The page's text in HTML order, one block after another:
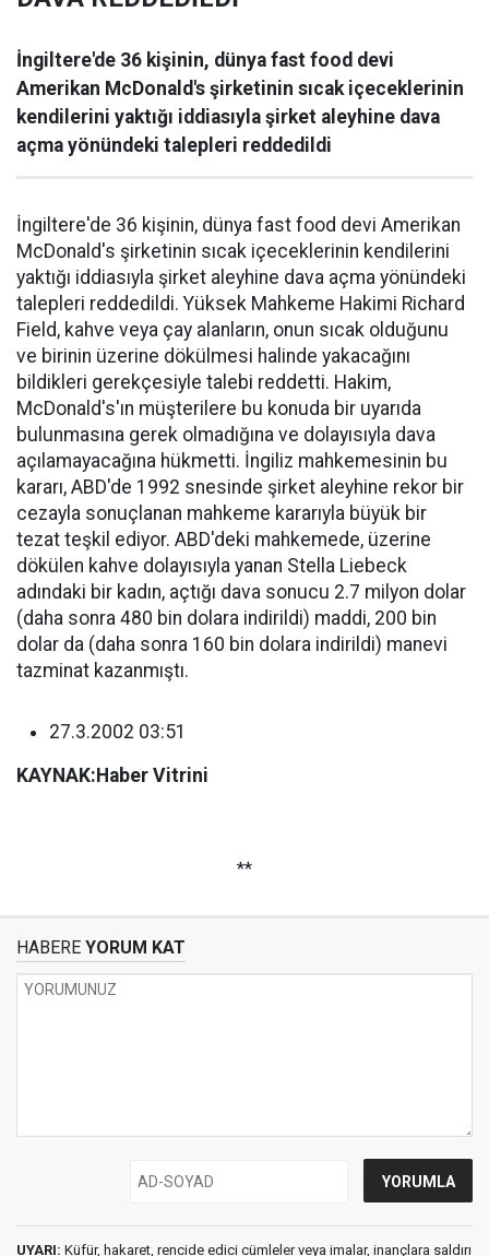
İngiltere'de 36 kişinin, dünya fast food devi
Amerikan McDonald's şirketinin sıcak içeceklerinin
kendilerini yaktığı iddiasıyla şirket aleyhine dava
açma yönündeki talepleri reddedildi
İngiltere'de 36 kişinin, dünya fast food devi Amerikan
McDonald's şirketinin sıcak içeceklerinin kendilerini
yaktığı iddiasıyla şirket aleyhine dava açma yönündeki
talepleri reddedildi. Yüksek Mahkeme Hakimi Richard
Field, kahve veya çay alanların, onun sıcak olduğunu
ve birinin üzerine dökülmesi halinde yakacağını
bildikleri gerekçesiyle talebi reddetti. Hakim,
McDonald's'ın müşterilere bu konuda bir uyarıda
bulunmasına gerek olmadığına ve dolayısıyla dava
açılamayacağına hükmetti. İngiliz mahkemesinin bu
kararı, ABD'de 1992 snesinde şirket aleyhine rekor bir
cezayla sonuçlanan mahkeme kararıyla büyük bir
tezat teşkil ediyor. ABD'deki mahkemede, üzerine
dökülen kahve dolayısıyla yanan Stella Liebeck
adındaki bir kadın, açtığı dava sonucu 2.7 milyon dolar
(daha sonra 480 bin dolara indirildi) maddi, 200 bin
dolar da (daha sonra 160 bin dolara indirildi) manevi
tazminat kazanmıştı.
27.3.2002 03:51
KAYNAK:Haber Vitrini
**
HABERE YORUM KAT
UYARI: Küfür, hakaret, rencide edici cümleler veya imalar, inançlara saldırı